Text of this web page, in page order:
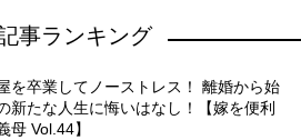
事ランキング
を卒業してノーストレス！ 離婚から始
新たな人生に悔いはなし！【嫁を便利
母 Vol.44】